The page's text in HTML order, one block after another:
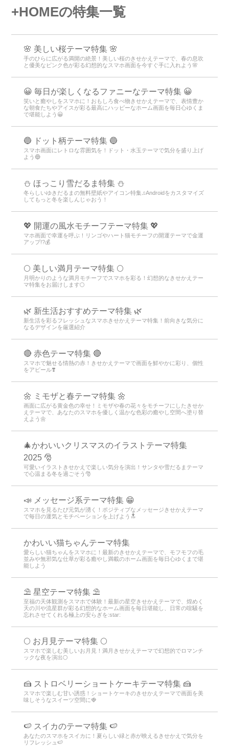
+HOMEの特集一覧
🌸 美しい桜テーマ特集 🌸
手のひらに広がる満開の絶景！美しい桜のきせかえテーマで、春の息吹
と優美なピンク色が彩る幻想的なスマホ画面を今すぐ手に入れよう🌸
😀 毎日が楽しくなるファニーなテーマ特集 😀
笑いと癒やしをスマホに！おもしろ食べ物きせかえテーマで、表情豊か
な朝食たちやアイスが彩る最高にハッピーなホーム画面を毎日心ゆくま
で堪能しよう😀
🔵 ドット柄テーマ特集 🔵
スマホ画面にレトロな雰囲気を！ドット・水玉テーマで気分を盛り上げ
よう🔵
⛄ ほっこり雪だるま特集 ⛄
冬らしいゆきだるまの無料壁紙やアイコン特集♫Androidをカスタマイズ
してもっと冬を楽しんじゃおう！
💖 開運の風水モチーフテーマ特集 💖
マホ画面で幸運を呼ぶ！リンゴやハート猫モチーフの開運テーマで金運
アップ!?💰
🌕 美しい満月テーマ特集 🌕
月明かりのような満月モチーフでスマホを彩る！幻想的なきせかえテー
マ特集をお届けします🌕
🌿 新生活おすすめテーマ特集 🌿
新生活を彩るフレッシュなスマホきせかえテーマ特集！前向きな気分に
なるデザインを厳選紹介
🔴 赤色テーマ特集 🔴
スマホで魅せる情熱の赤！きせかえテーマで画面を鮮やかに彩り、個性
をアピール❣️
🌼 ミモザと春テーマ特集 🌼
画面に広がる黄金色の幸せ！ミモザや春の花々をモチーフにしたきせか
えテーマで、あなたのスマホを優しく温かな色彩の癒やし空間へ塗り替
えよう🌼
🎄かわいいクリスマスのイラストテーマ特集
2025 🎅
可愛いイラストきせかえで楽しい気分を演出！サンタや雪だるまテーマ
で心温まる冬を過ごそう🎅
📣 メッセージ系テーマ特集 😁
スマホを見るたび元気が湧く！ポジティブなメッセージきせかえテーマ
で毎日の運気とモチベーションを上げよう🔝
かわいい猫ちゃんテーマ特集
愛らしい猫ちゃんをスマホに！最新のきせかえテーマで、モフモフの毛
並みや無邪気な仕草が彩る癒やし満載のホーム画面を毎日心ゆくまで堪
能しよう
⛱️ 星空テーマ特集 ⛱️
至福の天体観測をスマホで体験！最新の星空きせかえテーマで、煌めく
天の川や流星群が彩る幻想的なホーム画面を毎日堪能し、日常の喧騒を
忘れさせてくれる極上の安らぎを:star:️
🌕 お月見テーマ特集 🌕
スマホで楽しむ美しいお月見！満月きせかえテーマで幻想的でロマンチ
ックな夜を演出🌕
🍰 ストロベリーショートケーキテーマ特集 🍰
スマホで楽しむ甘い誘惑！ショートケーキのきせかえテーマで画面を美
味しそうなスイーツ空間に🍓
🍉 スイカのテーマ特集 🍉
あなたのスマホをスイカに！夏らしい緑と赤が映えるきせかえで気分を
リフレッシュ🍉